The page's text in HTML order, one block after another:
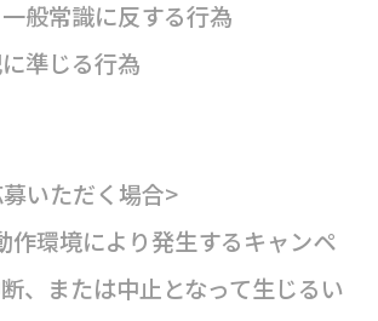
般常識に反する行為
準じる行為
いただく場合>
作環境により発生するキャンペ
、または中止となって生じるい